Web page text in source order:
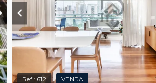
Ref.: 612 VENDA